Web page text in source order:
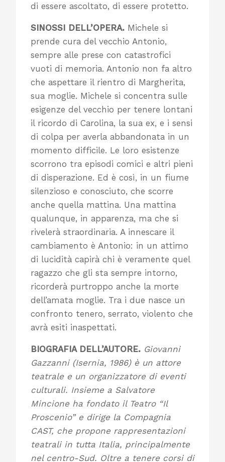
di essere ascoltato, di essere protetto.
SINOSSI DELL’OPERA. Michele si
prende cura del vecchio Antonio,
sempre alle prese con catastrofici
vuoti di memoria. Antonio non fa altro
che aspettare il rientro di Margherita,
sua moglie. Michele si concentra sulle
esigenze del vecchio per tenere lontani
il ricordo di Carolina, la sua ex, e i sensi
di colpa per averla abbandonata in un
momento difficile. Le loro esistenze
scorrono tra episodi comici e altri pieni
di disperazione. Ed è così, in un fiume
silenzioso e conosciuto, che scorre
anche quella mattina. Una mattina
qualunque, in apparenza, ma che si
rivelerà straordinaria. A innescare il
cambiamento è Antonio: in un attimo
di lucidità capirà chi è veramente quel
ragazzo che gli sta sempre intorno,
ricorderà purtroppo anche la morte
dell’amata moglie. Tra i due nasce un
confronto tenero, serrato, violento che
avrà esiti inaspettati.
BIOGRAFIA DELL’AUTORE. Giovanni
Gazzanni (Isernia, 1986) è un attore
teatrale e un organizzatore di eventi
culturali. Insieme a Salvatore
Mincione ha fondato il Teatro “Il
Proscenio” e dirige la Compagnia
CAST, che propone rappresentazioni
teatrali in tutta Italia, principalmente
nel centro-Sud. Oltre a tenere corsi di